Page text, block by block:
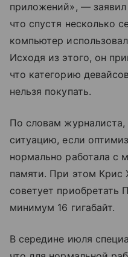
приложений», —
что спустя несколько
компьютер
Исходя из этого, он
что категорию
нельзя покупать.
По словам
ситуацию, если
нормально работала с
памяти. При этом Крис
советует приобретать
минимум 16 гигабайт.
В середине июля